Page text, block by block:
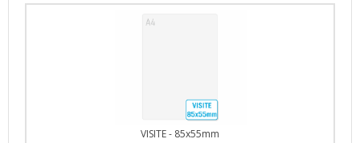
VISITE - 85x55mm